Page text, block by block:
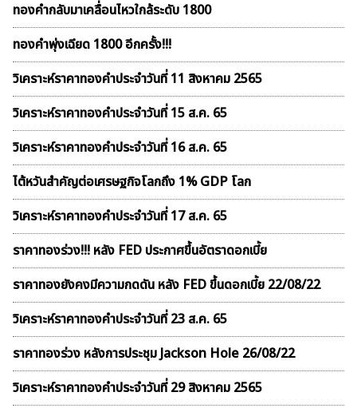
ทองคำกลับมาเคลื่อนไหวใกล้ระดับ 1800
ทองคำพุ่งเฉียด 1800 อีกครั้ง!!!
วิเคราะห์ราคาทองคําประจำวันที่ 11 สิงหาคม 2565
วิเคราะห์ราคาทองคําประจำวันที่ 15 ส.ค. 65
วิเคราะห์ราคาทองคําประจำวันที่ 16 ส.ค. 65
ไต้หวันสำคัญต่อเศรษฐกิจโลกถึง 1% GDP โลก
วิเคราะห์ราคาทองคําประจำวันที่ 17 ส.ค. 65
ราคาทองร่วง!!! หลัง FED ประกาศขึ้นอัตราดอกเบี้ย
ราคาทองยังคงมีความกดดัน หลัง FED ขึ้นดอกเบี้ย 22/08/22
วิเคราะห์ราคาทองคําประจำวันที่ 23 ส.ค. 65
ราคาทองร่วง หลังการประชุม Jackson Hole 26/08/22
วิเคราะห์ราคาทองคําประจำวันที่ 29 สิงหาคม 2565